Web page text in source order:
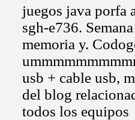
juegos java porfa
sgh-e736.
memoria y.
usb + cable usb,
del blog
todos los equipos